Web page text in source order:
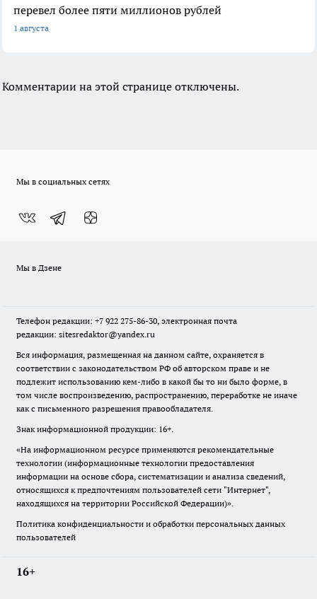
перевел более пяти миллионов рублей
1 августа
Комментарии на этой странице отключены.
Мы в социальных сетях
Мы в Дзене
Телефон редакции: +7 922 275-86-30, электронная почта
редакции: sitesredaktor@yandex.ru
Вся информация, размещенная на данном сайте, охраняется в
соответствии с законодательством РФ об авторском праве и не
подлежит использованию кем-либо в какой бы то ни было форме, в
том числе воспроизведению, распространению, переработке не иначе
как с письменного разрешения правообладателя.
Знак информационной продукции: 16+.
«На информационном ресурсе применяются рекомендательные
технологии (информационные технологии предоставления
информации на основе сбора, систематизации и анализа сведений,
относящихся к предпочтениям пользователей сети "Интернет",
находящихся на территории Российской Федерации)».
Политика конфиденциальности и обработки персональных данных
пользователей
16+